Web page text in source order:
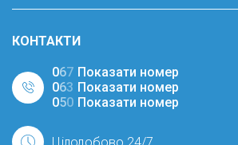
КОНТАКТИ
067 Показати номер
063 Показати номер
050 Показати номер